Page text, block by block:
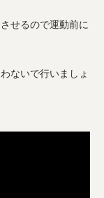
せるので運動前に
ないで行いましょ